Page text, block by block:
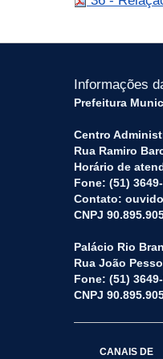
Informações
Prefeitura
Centro
Rua Ramiro
Horário de
Fone: (51)
Contato:
CNPJ
Palácio Rio
Rua João
Fone: (51)
CNPJ
CANAIS DE